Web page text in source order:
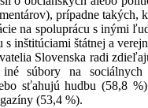
prípadne takých,
na spoluprácu s inými
s inštitúciami štátnej a
Slovenska radi
súbory na
sťahujú hudbu (58,8
(53,4 %).